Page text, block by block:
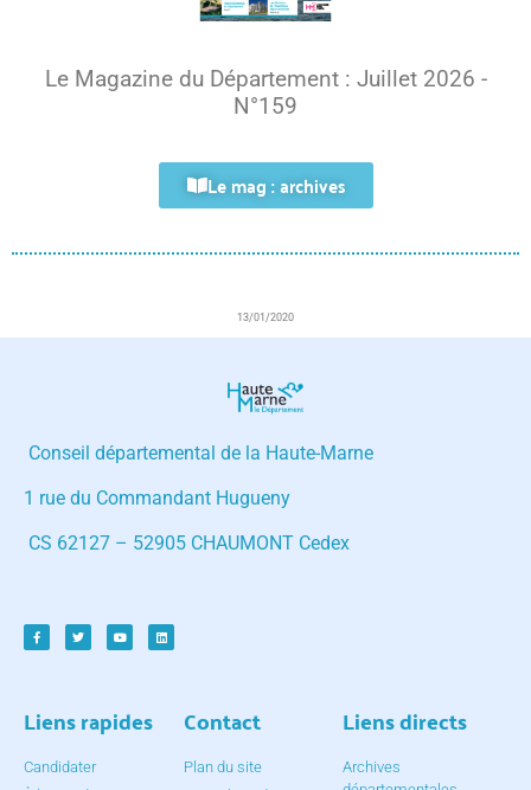
Le Magazine du Département : Juillet 2026 -
N°159
Le mag : archives
13/01/2020
Conseil départemental de la Haute-Marne
1 rue du Commandant Hugueny
CS 62127 – 52905 CHAUMONT Cedex
Liens rapides
Candidater
Contact
Plan du site
Liens directs
Archives